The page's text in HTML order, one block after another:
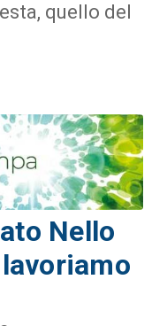
quello del
Nello